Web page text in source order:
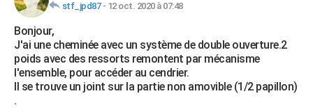
Essais
Réserver un essai
Citadines
Berlines
SUV
Forum auto
HIGH-TECH
Mobiles
Meilleur smartphone
Internet
Ordinateurs
Jeux vidéo
Guide high-tech
+BRICOLAGE
Forum
Aménagement intérieur
Extérieur
Cuisine
Salle de bains
Jardinage
Rangement
WEEK-END
Guides de France
Escapades
Patrimoine
Expositions
Musées
Week-end nature
+LIFESTYLE
stf_jpd87- 12 oct. 2020 à 07:48
Bonjour,
J'ai une cheminée avec un système de double ouverture.2
poids avec des ressorts remontent par mécanisme
l'ensemble, pour accéder au cendrier.
Il se trouve un joint sur la partie non amovible (1/2 papillon)
.